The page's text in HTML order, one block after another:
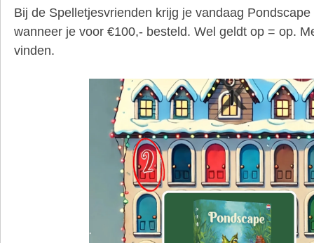
Bij de Spelletjesvrienden krijg je vandaag
wanneer je voor €100,- besteld. Wel geldt op = op.
vinden.